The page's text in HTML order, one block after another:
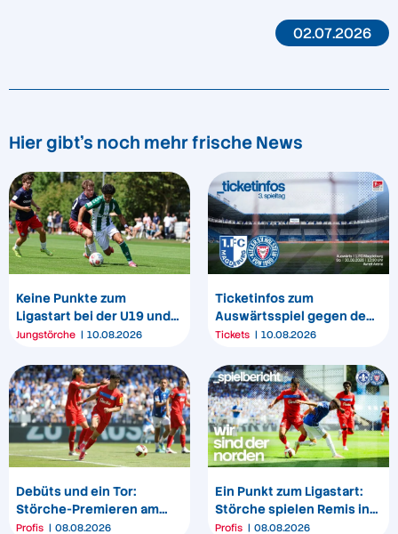
02.07.2026
Hier gibt's noch mehr frische News
Keine Punkte zum
Ligastart bei der U19 und
U17
Jungstörche 10.08.2026
Ticketinfos zum
Auswärtsspiel gegen den
1. FC Magdeburg
Tickets 10.08.2026
Debüts und ein Tor:
Störche-Premieren am
„Bölle“
Profis 08.08.2026
Ein Punkt zum Ligastart:
Störche spielen Remis in
Darmstadt
Profis 08.08.2026